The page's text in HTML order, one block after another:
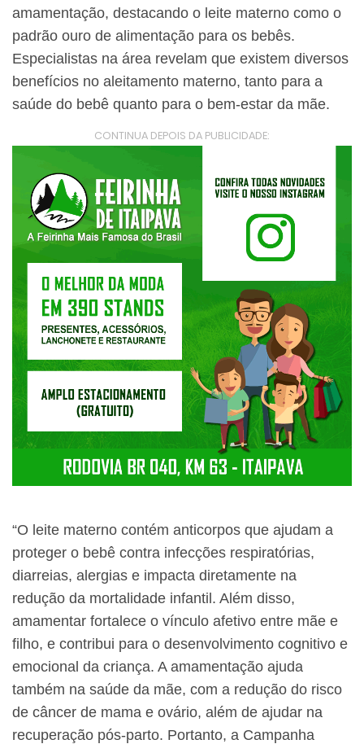
amamentação, destacando o leite materno como o
padrão ouro de alimentação para os bebês.
Especialistas na área revelam que existem diversos
benefícios no aleitamento materno, tanto para a
saúde do bebê quanto para o bem-estar da mãe.
CONTINUA DEPOIS DA PUBLICIDADE:
“O leite materno contém anticorpos que ajudam a
proteger o bebê contra infecções respiratórias,
diarreias, alergias e impacta diretamente na
redução da mortalidade infantil. Além disso,
amamentar fortalece o vínculo afetivo entre mãe e
filho, e contribui para o desenvolvimento cognitivo e
emocional da criança. A amamentação ajuda
também na saúde da mãe, com a redução do risco
de câncer de mama e ovário, além de ajudar na
recuperação pós-parto. Portanto, a Campanha